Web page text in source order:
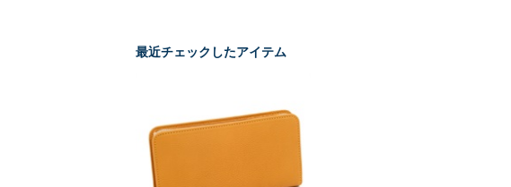
最近チェックしたアイテム